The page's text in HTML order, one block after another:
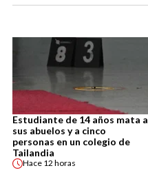
Estudiante de 14 años mata a
sus abuelos y a cinco
personas en un colegio de
Tailandia
Hace 12 horas